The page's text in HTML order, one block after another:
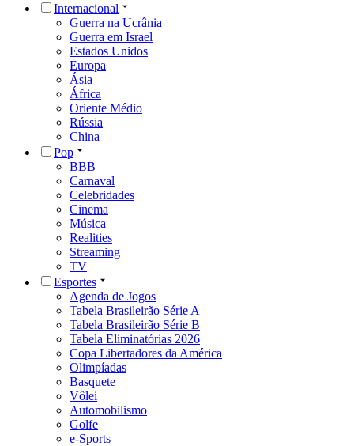
Internacional
Guerra na Ucrânia
Guerra em Israel
Estados Unidos
Europa
Ásia
África
Oriente Médio
Rússia
China
Pop
BBB
Carnaval
Celebridades
Cinema
Música
Realities
Streaming
TV
Esportes
Agenda de Jogos
Tabela Brasileirão Série A
Tabela Brasileirão Série B
Tabela Eliminatórias 2026
Copa Libertadores da América
Olimpíadas
Basquete
Vôlei
Automobilismo
Golfe
e-Sports